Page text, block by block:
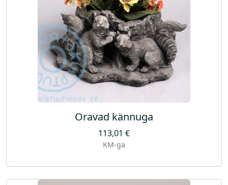
Oravad kännuga
113,01 €
KM-ga